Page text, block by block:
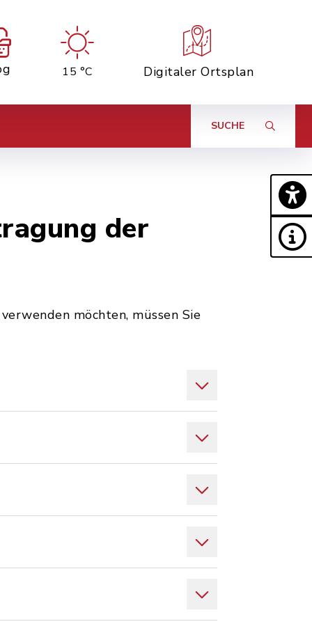
15 °C Digitaler Ortsplan
SUCHE
der
möchten, müssen Sie